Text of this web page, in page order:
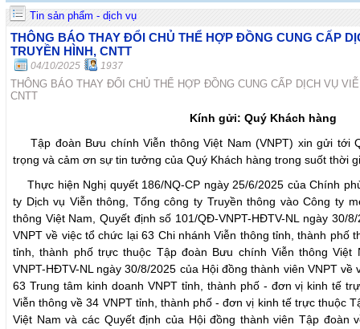
Tin sản phẩm - dịch vụ
THÔNG BÁO THAY ĐỔI CHỦ THỂ HỢP ĐỒNG CUNG CẤP
TRUYỀN HÌNH, CNTT
04/10/2025 1937
THÔNG BÁO THAY ĐỔI CHỦ THỂ HỢP ĐỒNG CUNG CẤP DỊCH VỤ
CNTT
Kính gửi: Quý Khách hàng
Tập đoàn Bưu chính Viễn thông Việt Nam (VNPT) xin gửi tới
trọng và cảm ơn sự tin tưởng của Quý Khách hàng trong suốt thời
Thực hiện Nghị quyết 186/NQ-CP ngày 25/6/2025 của Chính
ty Dịch vụ Viễn thông, Tổng công ty Truyền thông vào Công ty
thông Việt Nam, Quyết định số 101/QĐ-VNPT-HĐTV-NL ngày 30/
VNPT về việc tổ chức lại 63 Chi nhánh Viễn thông tỉnh, thành phố
tỉnh, thành phố trực thuộc Tập đoàn Bưu chính Viễn thông Việt
VNPT-HĐTV-NL ngày 30/8/2025 của Hội đồng thành viên VNPT về
63 Trung tâm kinh doanh VNPT tỉnh, thành phố - đơn vị kinh tế
Viễn thông về 34 VNPT tỉnh, thành phố - đơn vị kinh tế trực thuộc
Việt Nam và các Quyết định của Hội đồng thành viên Tập đoàn